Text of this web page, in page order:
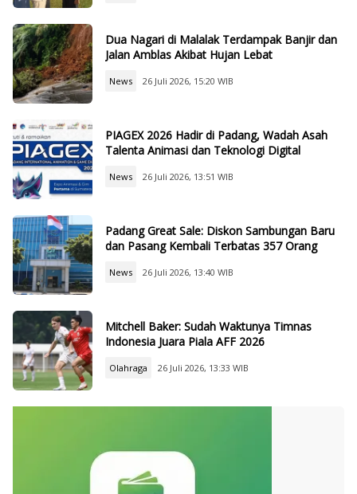
Dua Nagari di Malalak Terdampak Banjir dan
Jalan Amblas Akibat Hujan Lebat
News 26 Juli 2026, 15:20 WIB
PIAGEX 2026 Hadir di Padang, Wadah Asah
Talenta Animasi dan Teknologi Digital
News 26 Juli 2026, 13:51 WIB
Padang Great Sale: Diskon Sambungan Baru
dan Pasang Kembali Terbatas 357 Orang
News 26 Juli 2026, 13:40 WIB
Mitchell Baker: Sudah Waktunya Timnas
Indonesia Juara Piala AFF 2026
Olahraga 26 Juli 2026, 13:33 WIB